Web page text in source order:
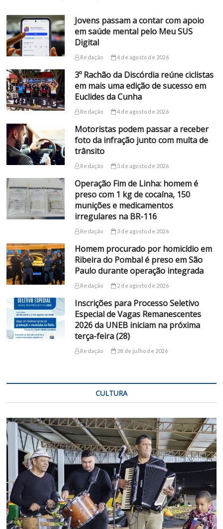
Jovens passam a contar com apoio
em saúde mental pelo Meu SUS
Digital
Redação 4 de agosto de 2026
3º Rachão da Discórdia reúne ciclistas
em mais uma edição de sucesso em
Euclides da Cunha
Redação 4 de agosto de 2026
Motoristas podem passar a receber
foto da infração junto com multa de
trânsito
Redação 3 de agosto de 2026
Operação Fim de Linha: homem é
preso com 1 kg de cocaína, 150
munições e medicamentos
irregulares na BR-116
Redação 3 de agosto de 2026
Homem procurado por homicídio em
Ribeira do Pombal é preso em São
Paulo durante operação integrada
Redação 2 de agosto de 2026
Inscrições para Processo Seletivo
Especial de Vagas Remanescentes
2026 da UNEB iniciam na próxima
terça-feira (28)
Redação 28 de julho de 2026
CULTURA